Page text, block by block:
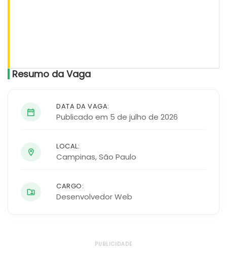
Resumo da Vaga
DATA DA VAGA:
Publicado em 5 de julho de 2026
LOCAL:
Campinas,São Paulo
CARGO:
Desenvolvedor Web
PUBLICIDADE